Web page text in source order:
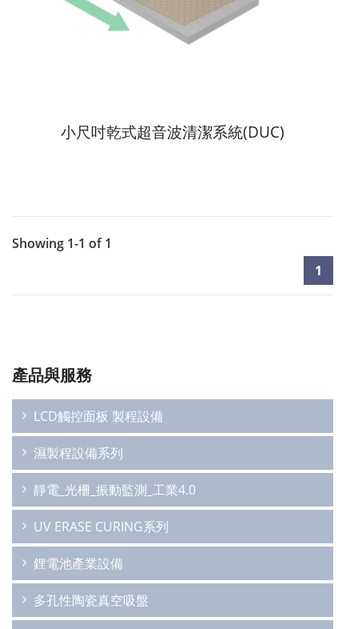
小尺吋乾式超音波清潔系統(DUC)
Showing 1-1 of 1
1
產品與服務
LCD觸控面板 製程設備
濕製程設備系列
靜電_光柵_振動監測_工業4.0
UV ERASE CURING系列
鋰電池產業設備
多孔性陶瓷真空吸盤